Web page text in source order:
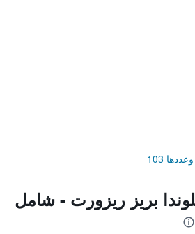
103
بريز ريزورت - شامل